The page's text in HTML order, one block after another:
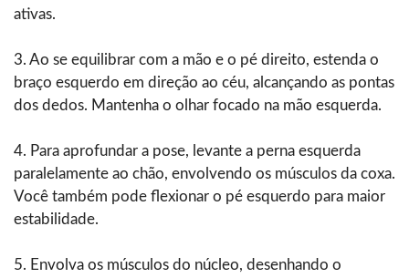
ativas.
3. Ao se equilibrar com a mão e o pé direito, estenda o
braço esquerdo em direção ao céu, alcançando as pontas
dos dedos. Mantenha o olhar focado na mão esquerda.
4. Para aprofundar a pose, levante a perna esquerda
paralelamente ao chão, envolvendo os músculos da coxa.
Você também pode flexionar o pé esquerdo para maior
estabilidade.
5. Envolva os músculos do núcleo, desenhando o